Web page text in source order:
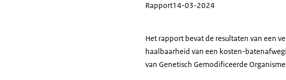
Rapport14-03-2024
Het rapport bevat de resultaten van een
haalbaarheid van een kosten-
van Genetisch Gemodificeerde